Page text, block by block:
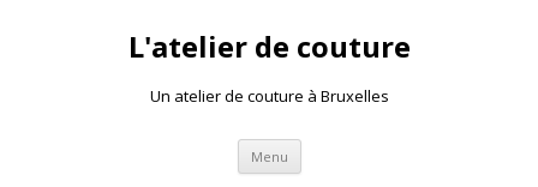
L'atelier de couture
Un atelier de couture à Bruxelles
Menu Aller au contenu principal